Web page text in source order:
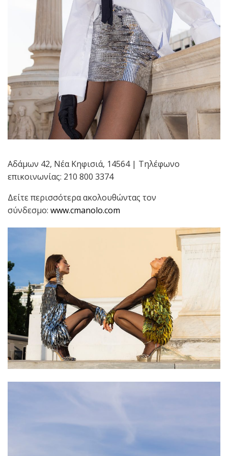
Αδάμων 42, Νέα Κηφισιά, 14564 | Τηλέφωνο
επικοινωνίας: 210 800 3374
Δείτε περισσότερα ακολουθώντας τον
σύνδεσμο: www.cmanolo.com